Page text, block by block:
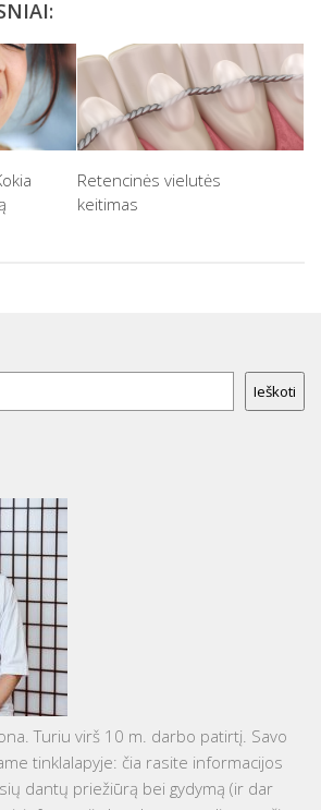
Retencinės vielutės
keitimas
Ieškoti
Turiu virš 10 m. darbo patirtį. Savo
tinklalapyje: čia rasite informacijos
dantų priežiūrą bei gydymą (ir dar